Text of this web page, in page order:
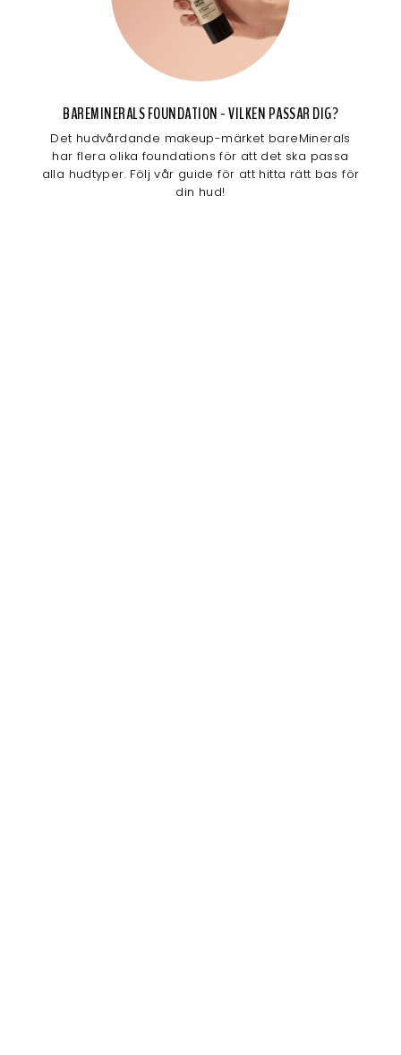
BAREMINERALS FOUNDATION - VILKEN PASSAR DIG?
Det hudvårdande makeup-märket bareMinerals
har flera olika foundations för att det ska passa
alla hudtyper. Följ vår guide för att hitta rätt bas för
din hud!